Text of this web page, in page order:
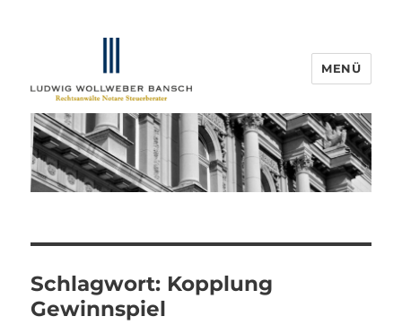
IP-Blogger.de
MENÜ
Schlagwort: Kopplung
Gewinnspiel